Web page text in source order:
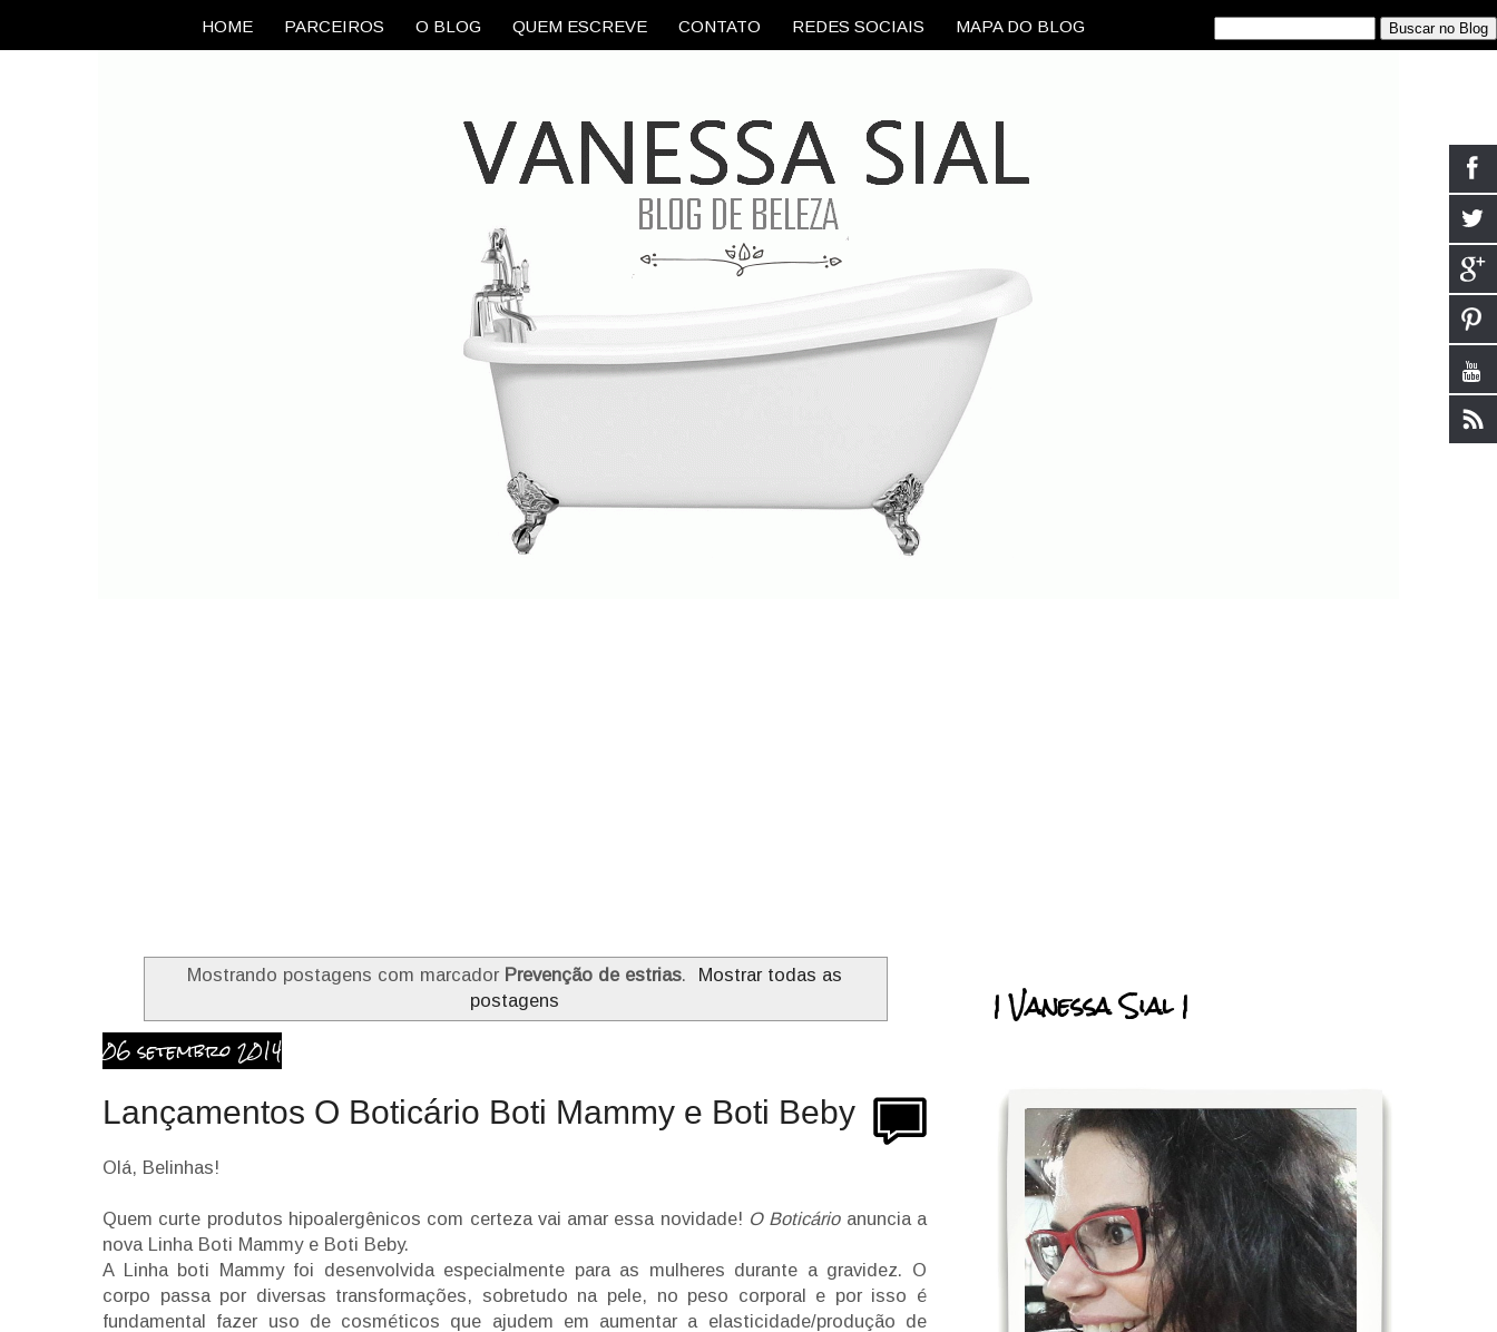
HOME PARCEIROS O BLOG QUEM ESCREVE CONTATO REDES SOCIAIS MAPA DO BLOG
Mostrando postagens com marcador Prevenção de estrias.
Mostrar todas as
postagens
06 setembro 2014
Lançamentos O Boticário Boti Mammy e Boti Beby
Olá, Belinhas!
Quem curte produtos hipoalergênicos com certeza vai amar essa novidade! O Boticário anuncia a
nova Linha Boti Mammy e Boti Beby.
A Linha boti Mammy foi desenvolvida especialmente para as mulheres durante a gravidez. O
corpo passa por diversas transformações, sobretudo na pele, no peso corporal e por isso é
fundamental fazer uso de cosméticos que ajudem em aumentar a elasticidade/produção de
| Vanessa Sial |